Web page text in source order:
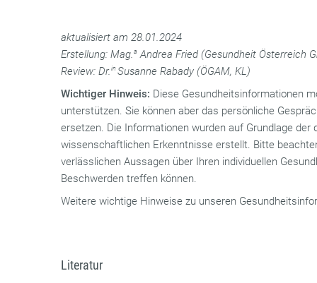
aktualisiert am 28.01.2024
Erstellung: Mag.a Andrea Fried (Gesundheit Österreich
Review: Dr.in Susanne Rabady (ÖGAM, KL)
Wichtiger Hinweis: Diese Gesundheitsinformationen
unterstützen. Sie können aber das persönliche
ersetzen. Die Informationen wurden auf Grundlage der
wissenschaftlichen Erkenntnisse erstellt. Bitte
verlässlichen Aussagen über Ihren individuellen
Beschwerden treffen können.
Weitere wichtige Hinweise zu unseren
Literatur